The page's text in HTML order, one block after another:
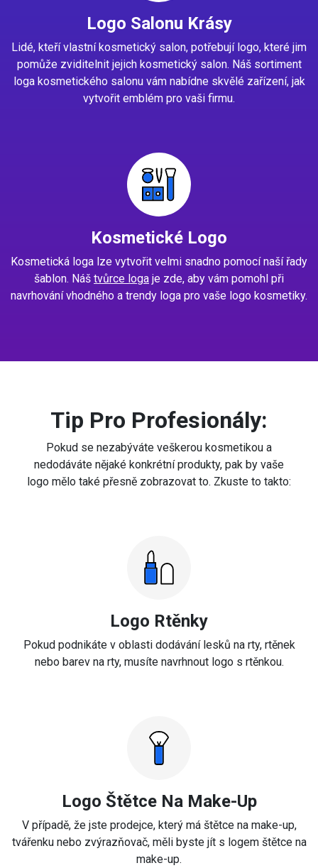
Logo Salonu Krásy
Lidé, kteří vlastní kosmetický salon, potřebují logo, které jim
pomůže zviditelnit jejich kosmetický salon. Náš sortiment
loga kosmetického salonu vám nabídne skvělé zařízení, jak
vytvořit emblém pro vaši firmu.
Kosmetické Logo
Kosmetická loga lze vytvořit velmi snadno pomocí naší řady
šablon. Náš tvůrce loga je zde, aby vám pomohl při
navrhování vhodného a trendy loga pro vaše logo kosmetiky.
Tip Pro Profesionály:
Pokud se nezabýváte veškerou kosmetikou a
nedodáváte nějaké konkrétní produkty, pak by vaše
logo mělo také přesně zobrazovat to. Zkuste to takto:
Logo Rtěnky
Pokud podnikáte v oblasti dodávání lesků na rty, rtěnek
nebo barev na rty, musíte navrhnout logo s rtěnkou.
Logo Štětce Na Make-Up
V případě, že jste prodejce, který má štětce na make-up,
tvářenku nebo zvýrazňovač, měli byste jít s logem štětce na
make-up.